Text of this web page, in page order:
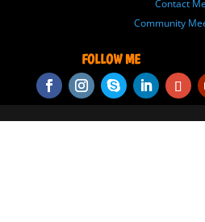
Contact Me
Community
FOLLOW ME